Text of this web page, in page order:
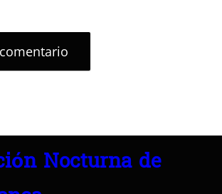
Nocturna de